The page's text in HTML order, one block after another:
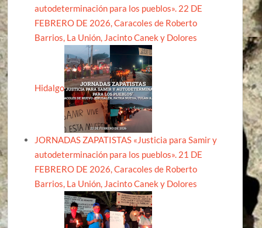
autodeterminación para los pueblos». 22 DE
FEBRERO DE 2026, Caracoles de Roberto
Barrios, La Unión, Jacinto Canek y Dolores
Hidalgo
JORNADAS ZAPATISTAS «Justicia para Samir y
autodeterminación para los pueblos». 21 DE
FEBRERO DE 2026, Caracoles de Roberto
Barrios, La Unión, Jacinto Canek y Dolores